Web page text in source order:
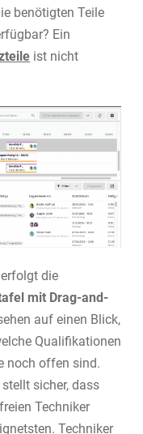
benötigten Teile
Ein
ist nicht
die
mit Drag-and-
auf einen Blick,
Qualifikationen
noch offen sind.
sicher, dass
Techniker
Techniker